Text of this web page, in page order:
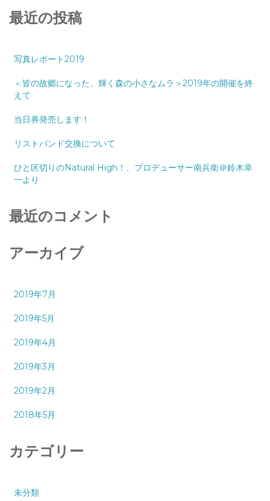
最近の投稿
写真レポート2019
＜皆の故郷になった、輝く森の小さなムラ＞2019年の開催を終
えて
当日券発売します！
リストバンド交換について
ひと区切りのNatural High！、プロデューサー南兵衛＠鈴木幸
一より
最近のコメント
アーカイブ
2019年7月
2019年5月
2019年4月
2019年3月
2019年2月
2018年5月
カテゴリー
未分類